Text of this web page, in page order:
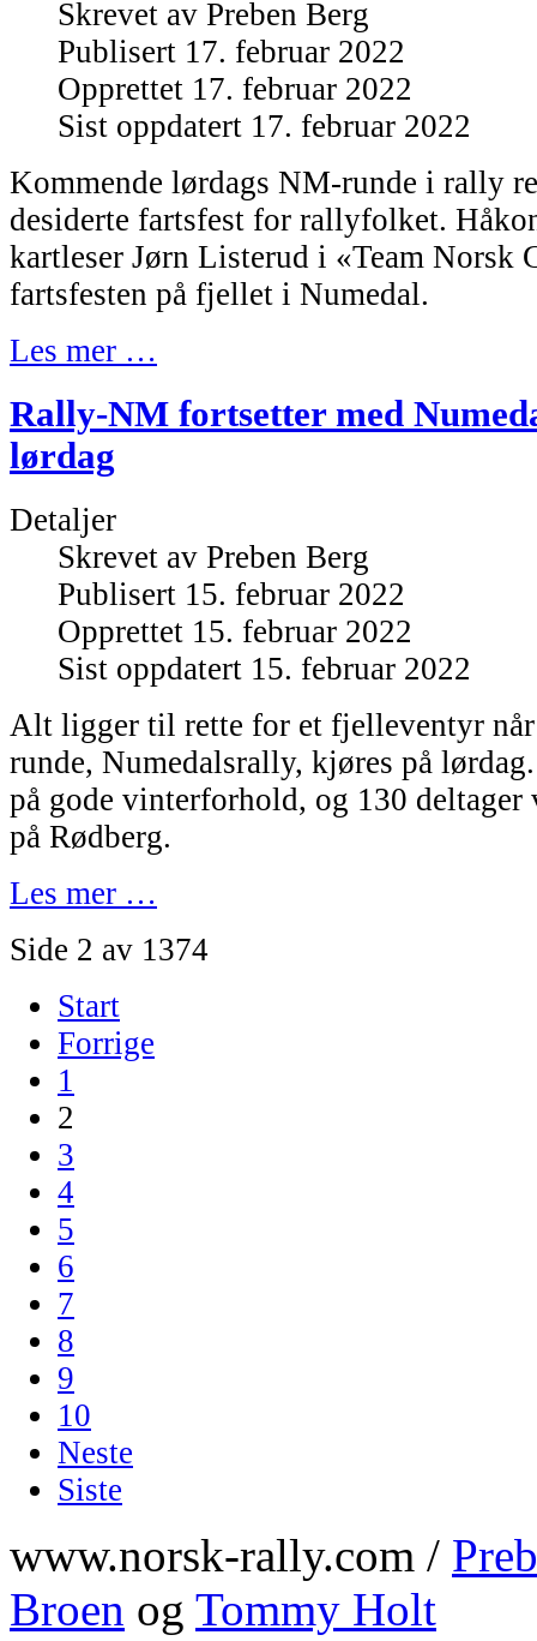
Skrevet av Preben Berg
Publisert 17. februar 2022
Opprettet 17. februar 2022
Sist oppdatert 17. februar 2022
Kommende lørdags NM-runde i rally
desiderte fartsfest for rallyfolket.
kartleser Jørn Listerud i «Team Norsk
fartsfesten på fjellet i Numedal.
Les mer …
Rally-NM fortsetter med
lørdag
Detaljer
Skrevet av Preben Berg
Publisert 15. februar 2022
Opprettet 15. februar 2022
Sist oppdatert 15. februar 2022
Alt ligger til rette for et fjelleventyr
runde, Numedalsrally, kjøres på
på gode vinterforhold, og 130
på Rødberg.
Les mer …
Side 2 av 1374
Start
Forrige
1
2
3
4
5
6
7
8
9
10
Neste
Siste
www.norsk-rally.com /
Broen og Tommy Holt